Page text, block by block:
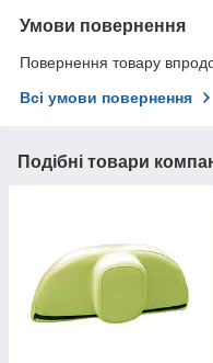
Умови повернення
Повернення товару
Всі умови повернення
Подібні товари